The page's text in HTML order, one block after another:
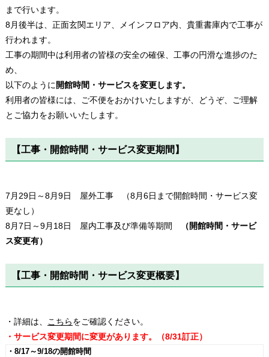
まで行います。
8月後半は、正面玄関エリア、メインフロア内、貴重書庫内で工事が
行われます。
工事の期間中は利用者の皆様の安全の確保、工事の円滑な進捗のた
め、
以下のように開館時間・サービスを変更します。
利用者の皆様には、ご不便をおかけいたしますが、どうぞ、ご理解
とご協力をお願いいたします。
【工事・開館時間・サービス変更期間】
7月29日～8月9日 屋外工事 （8月6日まで開館時間・サービス変
更なし）
8月7日～9月18日 屋内工事及び準備等期間
（開館時間・サービ
ス変更有）
【工事・開館時間・サービス変更概要】
・詳細は、 こちらをご確認ください。
・サービス変更期間に変更があります。（8/31訂正）
・8/17～9/18の開館時間